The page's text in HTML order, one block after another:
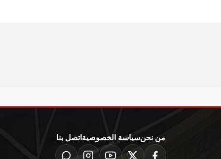
من نحنسياسة الخصوصية اتصل بنا